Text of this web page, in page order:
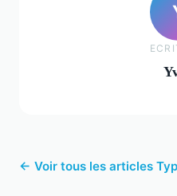
← Voir tous les articles